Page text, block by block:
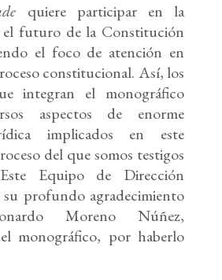
quiere participar en la
el futuro de la Constitución
el foco de atención en
constitucional. Así, los
integran el monográfico
aspectos de enorme
implicados en este
del que somos testigos
Equipo de Dirección
profundo agradecimiento
Moreno Núñez,
monográfico, por haberlo